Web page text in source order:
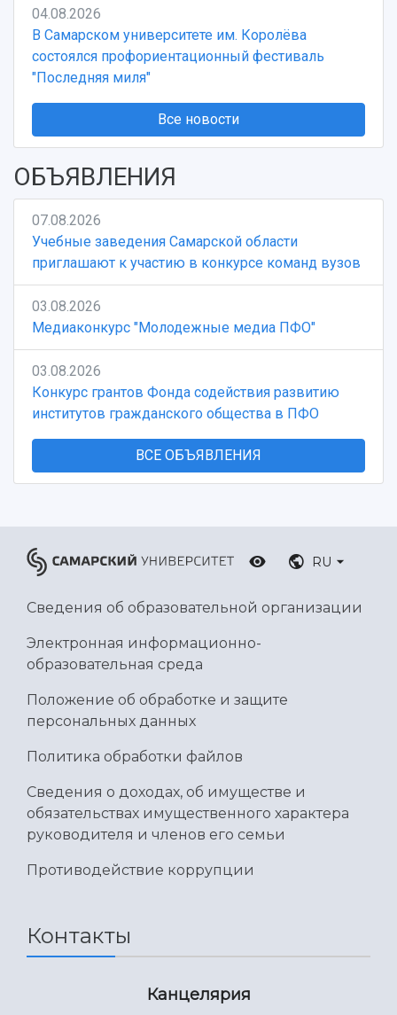
Ботанический сад
Умный дом бабочек
Международный межвузовский кампус
Сведения об образовательной организации
04.08.2026
В Самарском университете им. Королёва
состоялся профориентационный фестиваль
"Последняя миля"
Все новости
ОБЪЯВЛЕНИЯ
07.08.2026
Учебные заведения Самарской области
приглашают к участию в конкурсе команд вузов
03.08.2026
Медиаконкурс "Молодежные медиа ПФО"
03.08.2026
Конкурс грантов Фонда содействия развитию
институтов гражданского общества в ПФО
ВСЕ ОБЪЯВЛЕНИЯ
RU
Сведения об образовательной организации
Электронная информационно-
образовательная среда
Положение об обработке и защите
персональных данных
Политика обработки файлов
Сведения о доходах, об имуществе и
обязательствах имущественного характера
руководителя и членов его семьи
Противодействие коррупции
Контакты
Канцелярия